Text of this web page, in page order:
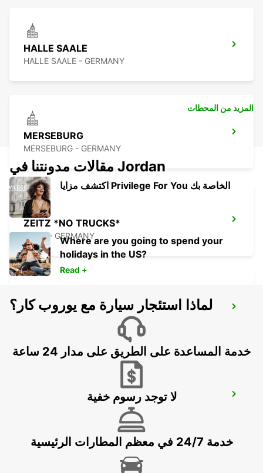
HALLE SAALE
HALLE SAALE - GERMANY
MERSEBURG
MERSEBURG - GERMANY
ZEITZ *NO TRUCKS*
ZEITZ - GERMANY
DESSAU
المزيد من المحطات
مقالات مدونتنا في Jordan
اكتشف مزايا Privilege For You الخاصة بك
Where are you going to spend your
holidays in the US?
Read +
لماذا استئجار سيارة مع يوروب كار؟
خدمة المساعدة على الطريق على مدار 24 ساعة
لا توجد رسوم خفية
خدمة 24/7 في معظم المطارات الرئيسية